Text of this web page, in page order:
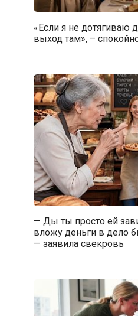
«Если я не дотягиваю
выход там», –
— Ды ты просто ей
вложу деньги в дело
— заявила свекровь